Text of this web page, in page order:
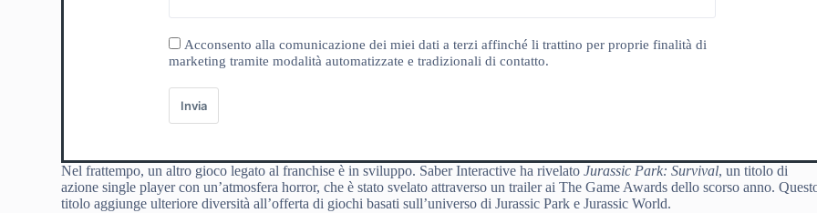
Acconsento alla comunicazione dei miei dati a terzi affinché li trattino per proprie finalità di
marketing tramite modalità automatizzate e tradizionali di contatto.
Invia
Nel frattempo, un altro gioco legato al franchise è in sviluppo. Saber Interactive ha rivelatoJurassic Park: Survival, un titolo di
azione single player con un’atmosfera horror, che è stato svelato attraverso un trailer ai The Game Awards dello scorso anno.
titolo aggiunge ulteriore diversità all’offerta di giochi basati sull’universo di Jurassic Park e Jurassic World.